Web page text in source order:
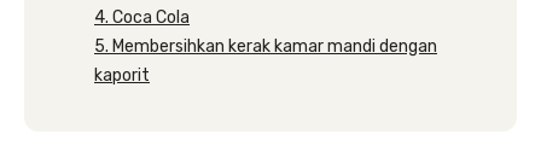
4. Coca Cola
5. Membersihkan kerak kamar mandi dengan
kaporit